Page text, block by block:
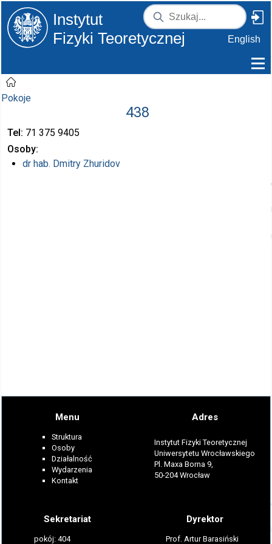
Instytut
Fizyki Teoretycznej
English
Pokoje
438
Tel 71 375 9405
Osoby
dr hab. Dmitry Zhuridov
Menu
Struktura
Osoby
Działalność
Wydarzenia
Kontakt
Adres
Instytut Fizyki Teoretycznej
Uniwersytetu Wrocławskiego
Pl. Maxa Borna 9,
50-204 Wrocław
Sekretariat
pokój: 404
Dyrektor
Prof. Artur Barasiński